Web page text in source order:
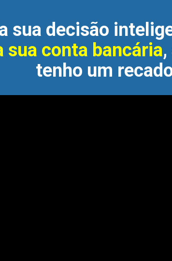
sua decisão
sua conta bancária
tenho um